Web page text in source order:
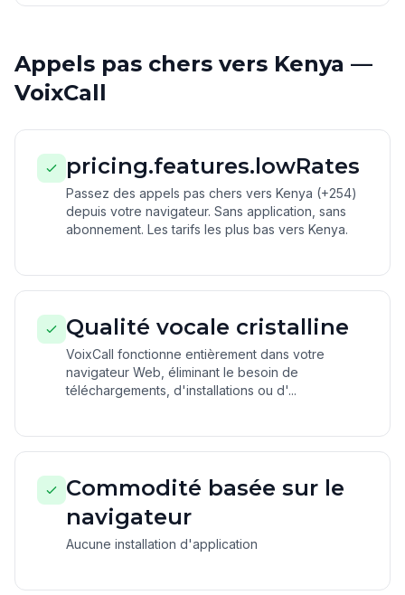
Appels pas chers vers Kenya —
VoixCall
pricing.features.lowRates
Passez des appels pas chers vers Kenya (+254)
depuis votre navigateur. Sans application, sans
abonnement. Les tarifs les plus bas vers Kenya.
Qualité vocale cristalline
VoixCall fonctionne entièrement dans votre
navigateur Web, éliminant le besoin de
téléchargements, d'installations ou d'...
Commodité basée sur le
navigateur
Aucune installation d'application